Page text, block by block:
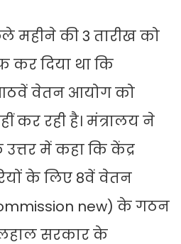
महीने की 3 तारीख को
कर दिया था कि
वेतन आयोग को
कर रही है। मंत्रालय ने
में कहा कि केंद्र
के लिए 8वें वेतन
new) के गठन
सरकार के